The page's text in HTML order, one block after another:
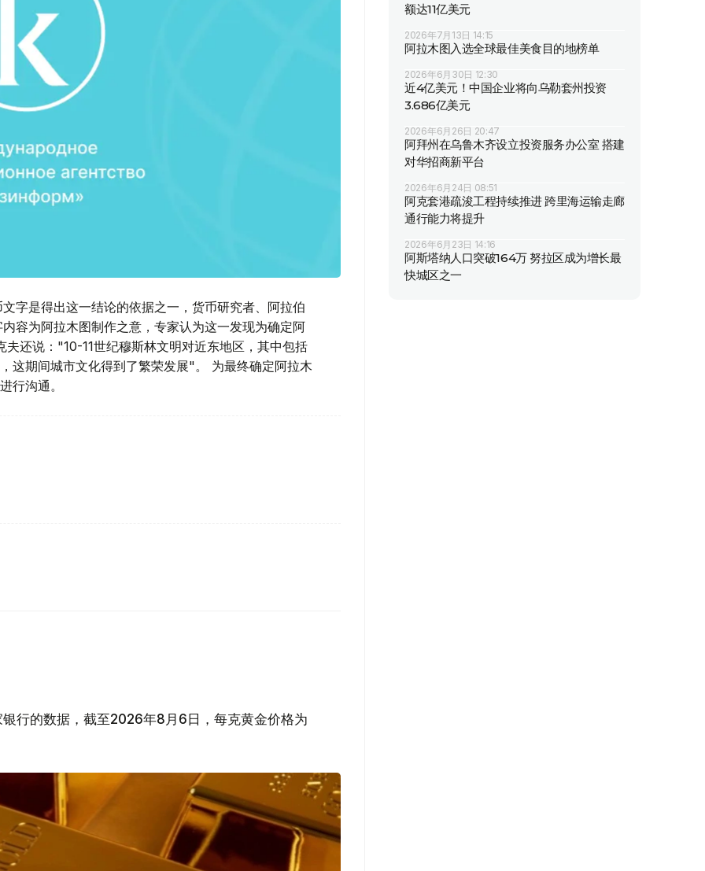
字是得出这一结论的依据之一，货币研究者、阿拉伯
容为阿拉木图制作之意，专家认为这一发现为确定阿
还说："10-11世纪穆斯林文明对近东地区，其中包括
这期间城市文化得到了繁荣发展"。 为最终确定阿拉木
行沟通。
银行的数据，截至2026年8月6日，每克黄金价格为
额达11亿美元
2026年7月13日 14:15
阿拉木图入选全球最佳美食目的地榜单
2026年6月30日 12:30
近4亿美元！中国企业将向乌勒套州投资
3.686亿美元
2026年6月26日 20:47
阿拜州在乌鲁木齐设立投资服务办公室 搭建
对华招商新平台
2026年6月24日 08:51
阿克套港疏浚工程持续推进 跨里海运输走廊
通行能力将提升
2026年6月23日 14:16
阿斯塔纳人口突破164万 努拉区成为增长最
快城区之一